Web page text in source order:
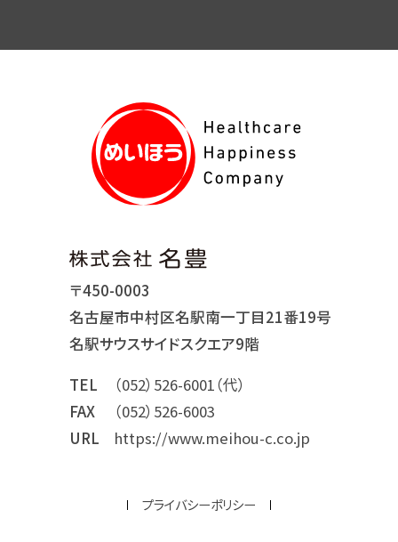
〒450-0003
名古屋市中村区名駅南一丁目21番19号
名駅サウスサイドスクエア9階
TEL
（052）526-6001（代）
FAX
（052）526-6003
URL
https://www.meihou-c.co.jp
プライバシーポリシー